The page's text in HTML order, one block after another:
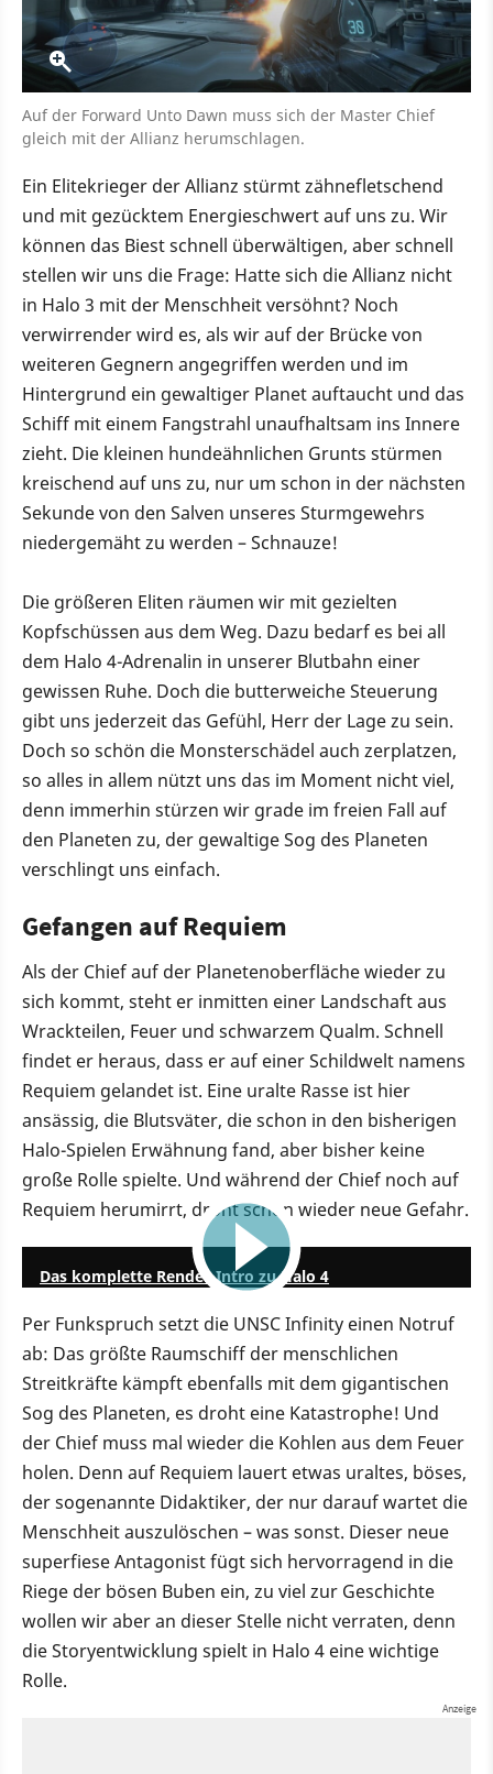
Auf der Forward Unto Dawn muss sich der Master Chief
gleich mit der Allianz herumschlagen.
Ein Elitekrieger der Allianz stürmt zähnefletschend
und mit gezücktem Energieschwert auf uns zu. Wir
können das Biest schnell überwältigen, aber schnell
stellen wir uns die Frage: Hatte sich die Allianz nicht
in Halo 3 mit der Menschheit versöhnt? Noch
verwirrender wird es, als wir auf der Brücke von
weiteren Gegnern angegriffen werden und im
Hintergrund ein gewaltiger Planet auftaucht und das
Schiff mit einem Fangstrahl unaufhaltsam ins Innere
zieht. Die kleinen hundeähnlichen Grunts stürmen
kreischend auf uns zu, nur um schon in der nächsten
Sekunde von den Salven unseres Sturmgewehrs
niedergemäht zu werden – Schnauze!
Die größeren Eliten räumen wir mit gezielten
Kopfschüssen aus dem Weg. Dazu bedarf es bei all
dem Halo 4-Adrenalin in unserer Blutbahn einer
gewissen Ruhe. Doch die butterweiche Steuerung
gibt uns jederzeit das Gefühl, Herr der Lage zu sein.
Doch so schön die Monsterschädel auch zerplatzen,
so alles in allem nützt uns das im Moment nicht viel,
denn immerhin stürzen wir grade im freien Fall auf
den Planeten zu, der gewaltige Sog des Planeten
verschlingt uns einfach.
Gefangen auf Requiem
Als der Chief auf der Planetenoberfläche wieder zu
sich kommt, steht er inmitten einer Landschaft aus
Wrackteilen, Feuer und schwarzem Qualm. Schnell
findet er heraus, dass er auf einer Schildwelt namens
Requiem gelandet ist. Eine uralte Rasse ist hier
ansässig, die Blutsväter, die schon in den bisherigen
Halo-Spielen Erwähnung fand, aber bisher keine
große Rolle spielte. Und während der Chief noch auf
Requiem herumirrt, droht schon wieder neue Gefahr.
Das komplette Render-Intro zu Halo 4
Per Funkspruch setzt die UNSC Infinity einen Notruf
ab: Das größte Raumschiff der menschlichen
Streitkräfte kämpft ebenfalls mit dem gigantischen
Sog des Planeten, es droht eine Katastrophe! Und
der Chief muss mal wieder die Kohlen aus dem Feuer
holen. Denn auf Requiem lauert etwas uraltes, böses,
der sogenannte Didaktiker, der nur darauf wartet die
Menschheit auszulöschen – was sonst. Dieser neue
superfiese Antagonist fügt sich hervorragend in die
Riege der bösen Buben ein, zu viel zur Geschichte
wollen wir aber an dieser Stelle nicht verraten, denn
die Storyentwicklung spielt in Halo 4 eine wichtige
Rolle.